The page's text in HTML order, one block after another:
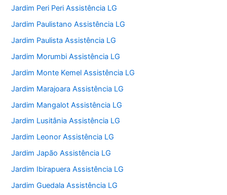
Jardim Peri Peri Assistência LG
Jardim Paulistano Assistência LG
Jardim Paulista Assistência LG
Jardim Morumbi Assistência LG
Jardim Monte Kemel Assistência LG
Jardim Marajoara Assistência LG
Jardim Mangalot Assistência LG
Jardim Lusitânia Assistência LG
Jardim Leonor Assistência LG
Jardim Japão Assistência LG
Jardim Ibirapuera Assistência LG
Jardim Guedala Assistência LG